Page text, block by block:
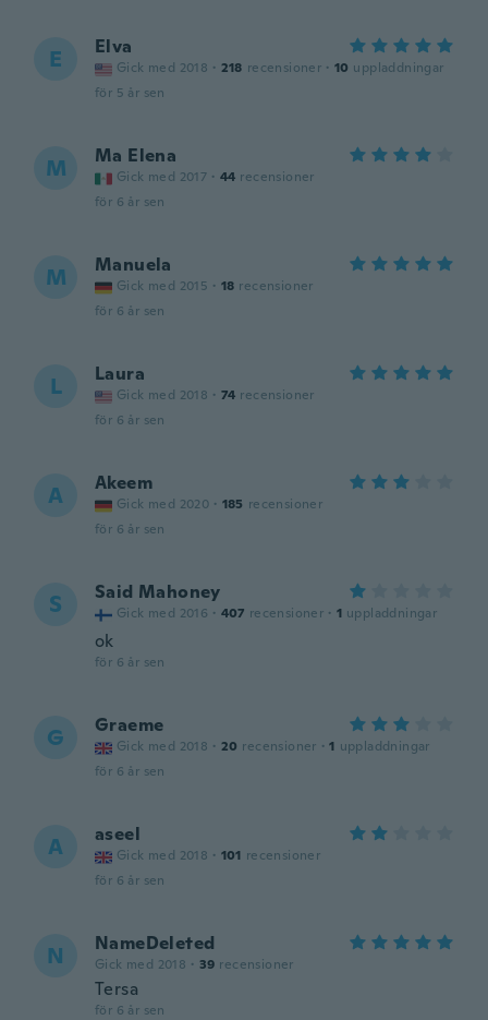
E Elva
Gick med 2018 · 218 recensioner · 10 uppladdningar
för 5 år sen
M Ma Elena
Gick med 2017 · 44 recensioner
för 6 år sen
M Manuela
Gick med 2015 · 18 recensioner
för 6 år sen
L Laura
Gick med 2018 · 74 recensioner
för 6 år sen
A Akeem
Gick med 2020 · 185 recensioner
för 6 år sen
S Said Mahoney
Gick med 2016 · 407 recensioner · 1 uppladdningar
ok
för 6 år sen
G Graeme
Gick med 2018 · 20 recensioner · 1 uppladdningar
för 6 år sen
A aseel
Gick med 2018 · 101 recensioner
för 6 år sen
N NameDeleted
Gick med 2018 · 39 recensioner
Tersa
för 6 år sen